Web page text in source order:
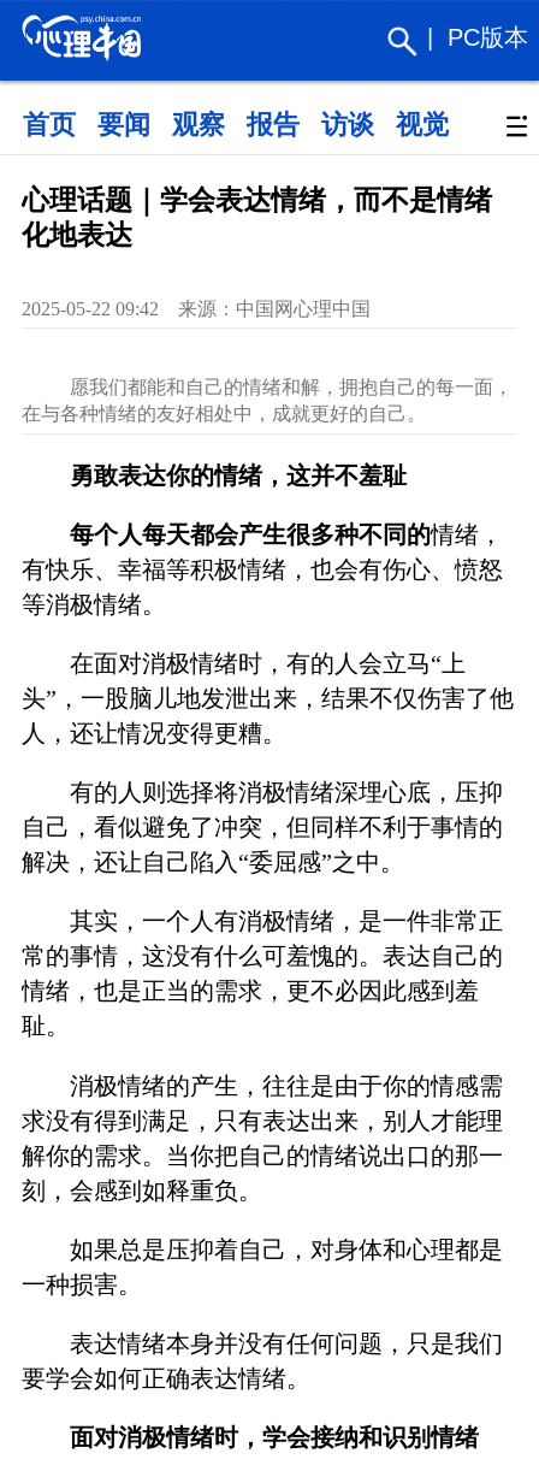
PC版本
首页 要闻 观察 报告 访谈 视觉 政策
心理话题｜学会表达情绪，而不是情绪
化地表达
2025-05-22 09:42 来源：中国网心理中国
愿我们都能和自己的情绪和解，拥抱自己的每一面，
在与各种情绪的友好相处中，成就更好的自己。
勇敢表达你的情绪，这并不羞耻
每个人每天都会产生很多种不同的情绪，
有快乐、幸福等积极情绪，也会有伤心、愤怒
等消极情绪。
在面对消极情绪时，有的人会立马“上
头”，一股脑儿地发泄出来，结果不仅伤害了他
人，还让情况变得更糟。
有的人则选择将消极情绪深埋心底，压抑
自己，看似避免了冲突，但同样不利于事情的
解决，还让自己陷入“委屈感”之中。
其实，一个人有消极情绪，是一件非常正
常的事情，这没有什么可羞愧的。表达自己的
情绪，也是正当的需求，更不必因此感到羞
耻。
消极情绪的产生，往往是由于你的情感需
求没有得到满足，只有表达出来，别人才能理
解你的需求。当你把自己的情绪说出口的那一
刻，会感到如释重负。
如果总是压抑着自己，对身体和心理都是
一种损害。
表达情绪本身并没有任何问题，只是我们
要学会如何正确表达情绪。
面对消极情绪时，学会接纳和识别情绪